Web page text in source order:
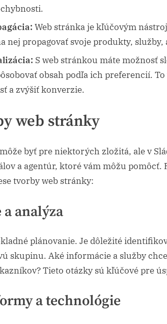
Web stránka je kľúčovým
nej propagovať svoje produkty, služby,
S web stránkou máte možnosť
obsah podľa ich preferencií.
a zvýšiť konverzie.
web stránky
byť pre niektorých zložitá, ale v
a agentúr, ktoré vám môžu pomôcť.
tvorby web stránky:
a analýza
plánovanie. Je dôležité
skupinu. Aké informácie a služby
Tieto otázky sú kľúčové pre
a technológie